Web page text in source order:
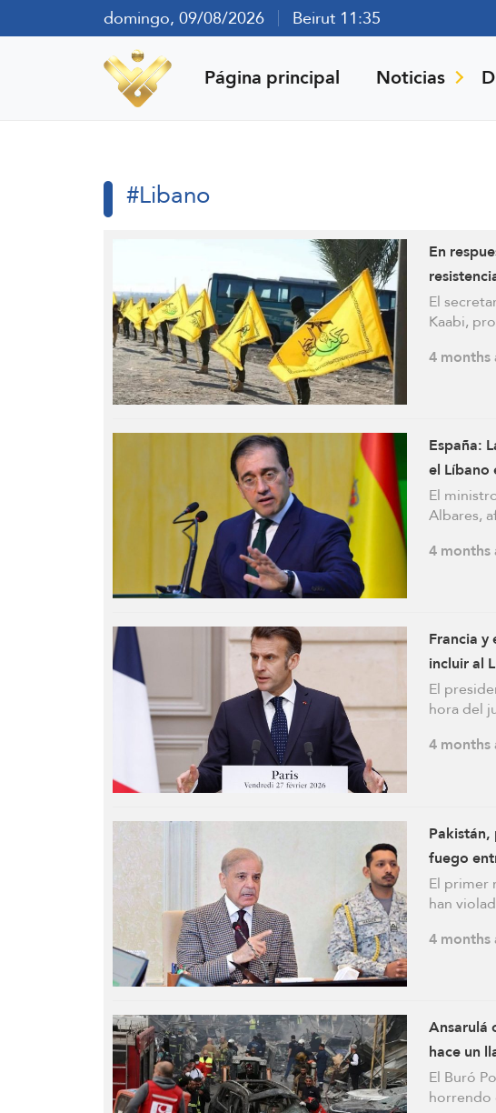
domingo, 09/08/2026 Beirut 11:35
Página principal Noticias
#Libano
En
El
Kaabi,
4 months
España:
el
nuestra
El
Albares,
4 months
Francia
incluir al
El
hora del
4 months
fuego
Líbano
El primer
han
4 months
Ansarulá
hace un
El Buró